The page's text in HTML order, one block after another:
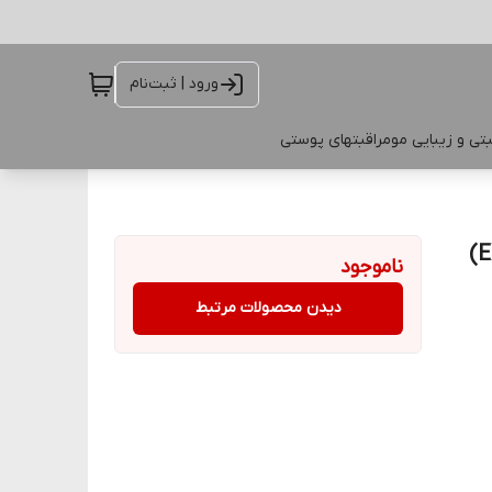
ورود | ثبت‌نام
و زیبایی مومراقبتهای پوستی
ناموجود
دیدن محصولات مرتبط